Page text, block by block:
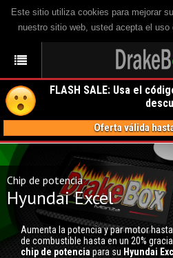
Este sitio utiliza cookies para mejorar
nuestro sitio web, usted acepta el uso
FLASH SALE: Usa el
Oferta válida
Chip de potencia
Hyundai Excel
Aumenta la potencia y par motor
de combustible hasta en un 20%
chip de potencia para su Hyundai